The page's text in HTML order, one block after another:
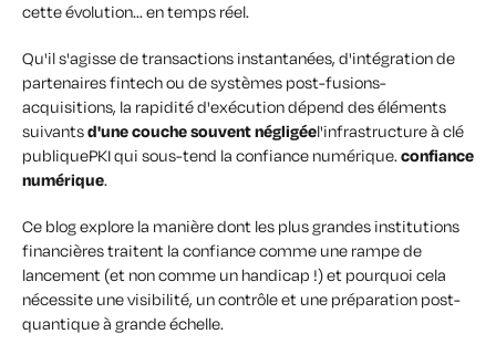
cette évolution... en temps réel.
Qu'il s'agisse de transactions instantanées, d'intégration de
partenaires fintech ou de systèmes post-fusions-
acquisitions, la rapidité d'exécution dépend des éléments
suivantsd'une couche souvent négligéel'infrastructure à clé
publiquePKI qui sous-tend la confiance numérique.confiance
numérique.
Ce blog explore la manière dont les plus grandes institutions
financières traitent la confiance comme une rampe de
lancement (et non comme un handicap !) et pourquoi cela
nécessite une visibilité, un contrôle et une préparation post-
quantique à grande échelle.